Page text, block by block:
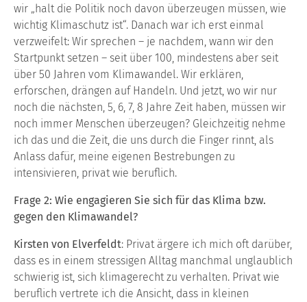
wir „halt die Politik noch davon überzeugen müssen, wie
wichtig Klimaschutz ist“. Danach war ich erst einmal
verzweifelt: Wir sprechen – je nachdem, wann wir den
Startpunkt setzen – seit über 100, mindestens aber seit
über 50 Jahren vom Klimawandel. Wir erklären,
erforschen, drängen auf Handeln. Und jetzt, wo wir nur
noch die nächsten, 5, 6, 7, 8 Jahre Zeit haben, müssen wir
noch immer Menschen überzeugen? Gleichzeitig nehme
ich das und die Zeit, die uns durch die Finger rinnt, als
Anlass dafür, meine eigenen Bestrebungen zu
intensivieren, privat wie beruflich.
Frage 2: Wie engagieren Sie sich für das Klima bzw.
gegen den Klimawandel?
Kirsten von Elverfeldt: Privat ärgere ich mich oft darüber,
dass es in einem stressigen Alltag manchmal unglaublich
schwierig ist, sich klimagerecht zu verhalten. Privat wie
beruflich vertrete ich die Ansicht, dass in kleinen